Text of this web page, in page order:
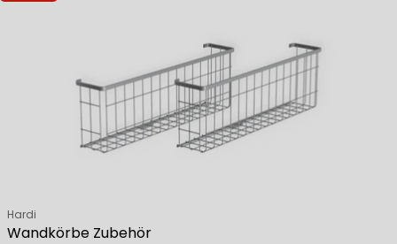
Wandkörbe Zubehör
Verkäufer:
Hardi